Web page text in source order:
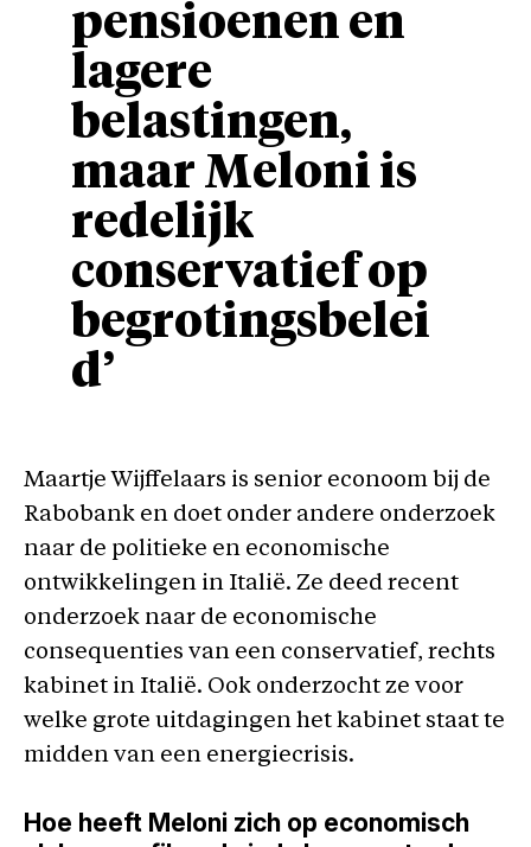
pensioenen en
lagere
belastingen,
maar Meloni is
redelijk
conservatief op
begrotingsbelei
d’
Maartje Wijffelaars is senior econoom bij de
Rabobank en doet onder andere onderzoek
naar de politieke en economische
ontwikkelingen in Italië. Ze deed recent
onderzoek naar de economische
consequenties van een conservatief, rechts
kabinet in Italië. Ook onderzocht ze voor
welke grote uitdagingen het kabinet staat te
midden van een energiecrisis.
Hoe heeft Meloni zich op economisch